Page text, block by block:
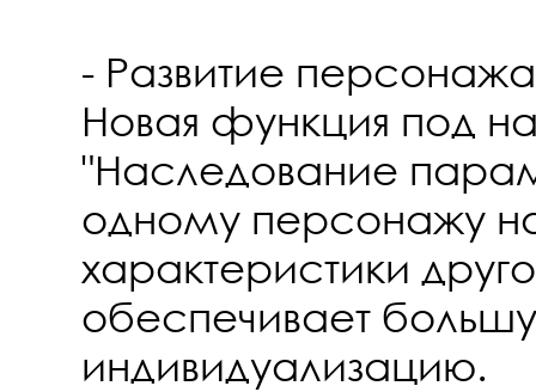
- Развитие персонажа
Новая функция под
"Наследование
одному персонажу
характеристики
обеспечивает
индивидуализацию.